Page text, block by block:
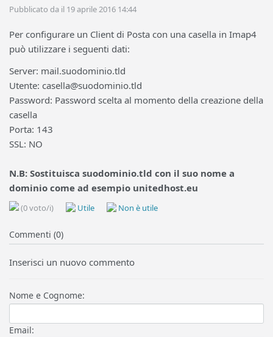
Pubblicato da il 19 aprile 2016 14:44
Per configurare un Client di Posta con una casella in Imap4
può utilizzare i seguenti dati:
Server: mail.suodominio.tld
Utente: casella@suodominio.tld
Password: Password scelta al momento della creazione della
casella
Porta: 143
SSL: NO
N.B: Sostituisca suodominio.tld con il suo nome a
dominio come ad esempio unitedhost.eu
(0 voto/i) Utile Non è utile
Commenti (0)
Inserisci un nuovo commento
Nome e Cognome:
Email: